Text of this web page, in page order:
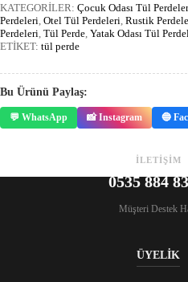
KATEGORİLER: Çocuk Odası Tül
Perdeleri Otel Tül Perdeleri Rustik
Perdeleri Tül Perde Yatak Odası Tül
ETİKET: tül perde
Bu Ürünü Paylaş:
💬 WhatsApp 📸 Instagram 🔵
İLETİŞİM
0535 884
Müşteri Destek
ÜYELİK